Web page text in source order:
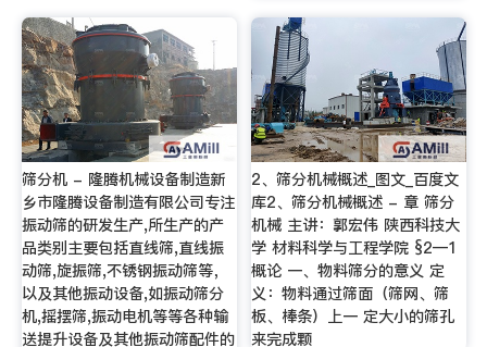
筛分机 - 隆腾机械设备制造新
乡市隆腾设备制造有限公司专注
振动筛的研发生产,所生产的产
品类别主要包括直线筛,直线振
动筛,旋振筛,不锈钢振动筛等，
以及其他振动设备,如振动筛分
机,摇摆筛,振动电机等等各种输
送提升设备及其他振动筛配件的
2、筛分机械概述_图文_百度文
库2、筛分机械概述 - 章 筛分
机械 主讲：郭宏伟 陕西科技大
学 材料科学与工程学院 §2—1
概论 一、物料筛分的意义 定
义：物料通过筛面（筛网、筛
板、棒条）上一 定大小的筛孔
来完成颗